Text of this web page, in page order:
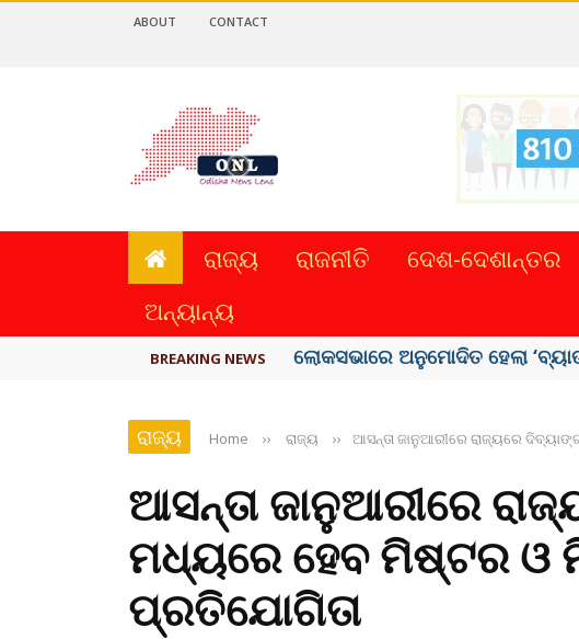
ABOUT CONTACT
ରାଜ୍ୟ ରାଜନୀତି ଦେଶ-ଦେଶାନ୍ତର
ଅନ୍ୟାନ୍ୟ
BREAKING NEWS ଭୁଶୁଡ଼ିଲା ପୁରୁଣା କୋଠା, ୬ ମୃତ
ରାଜ୍ୟ Home ›› ରାଜ୍ୟ ›› ଆସନ୍ତା ଜାନୁଆରୀରେ ରାଜ୍ୟରେ
ଆସନ୍ତା ଜାନୁଆରୀରେ
ମଧ୍ୟରେ ହେବ ମିଷ୍ଟର
ପ୍ରତିଯୋଗିତା